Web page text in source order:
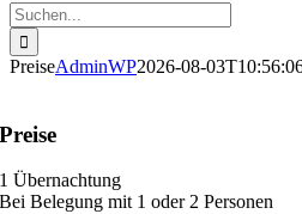
Suche
nach:
PreiseAdminWP2026-08-
Preise
1 Übernachtung
Bei Belegung mit 1 oder 2